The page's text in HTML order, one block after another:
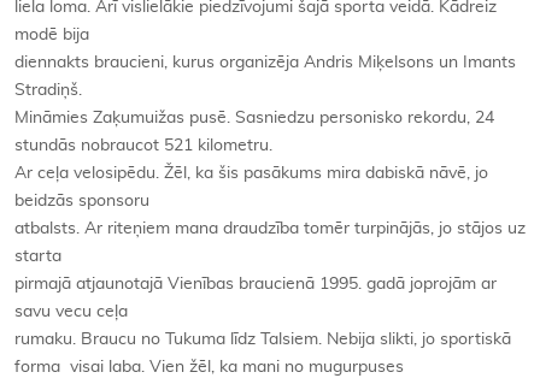
liela loma. Arī vislielākie piedzīvojumi šajā sporta veidā. Kādreiz
modē bija
diennakts braucieni, kurus organizēja Andris Miķelsons un Imants
Stradiņš.
Mināmies Zaķumuižas pusē. Sasniedzu personisko rekordu, 24
stundās nobraucot 521 kilometru.
Ar ceļa velosipēdu. Žēl, ka šis pasākums mira dabiskā nāvē, jo
beidzās sponsoru
atbalsts. Ar riteņiem mana draudzība tomēr turpinājās, jo stājos uz
starta
pirmajā atjaunotajā Vienības braucienā 1995. gadā joprojām ar
savu vecu ceļa
rumaku. Braucu no Tukuma līdz Talsiem. Nebija slikti, jo sportiskā
forma visai laba. Vien žēl, ka mani no mugurpuses